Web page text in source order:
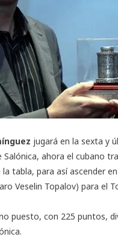
jugará en la sexta y
ahora el cubano
tabla, para así ascender
Veselin Topalov) para el
puesto, con 225 puntos,